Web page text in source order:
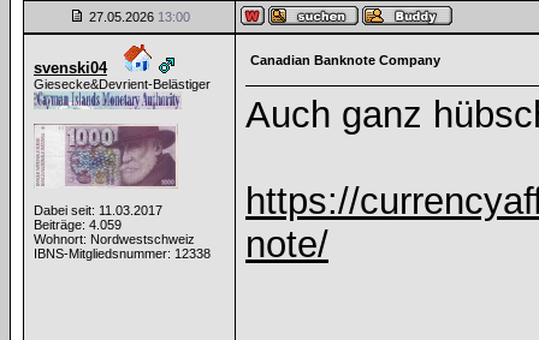
27.05.2026 13:00
svenski04
Giesecke&Devrient-Belästiger
Dabei seit: 11.03.2017
Beiträge: 4.059
Wohnort: Nordwestschweiz
IBNS-Mitgliedsnummer: 12338
Canadian Banknote Company
Auch ganz
https://
note/